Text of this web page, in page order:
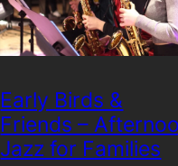
Early Birds &
Friends –
Jazz for Families